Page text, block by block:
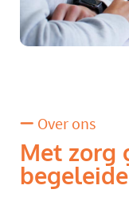
Over ons
Met zorg